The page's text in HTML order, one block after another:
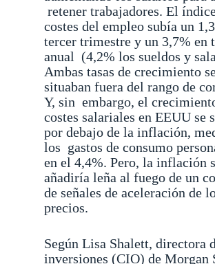
retener trabajadores. El
costes del empleo subía un
tercer trimestre y un 3,7% en
anual (4,2% los sueldos y
Ambas tasas de crecimiento
situaban fuera del rango de
Y, sin embargo, el
costes salariales en EEUU se
por debajo de la inflación,
los gastos de consumo
en el 4,4%. Pero, la inflación
añadiría leña al fuego de un
de señales de aceleración de
precios.
Según Lisa Shalett, directora
inversiones (CIO) de Morgan